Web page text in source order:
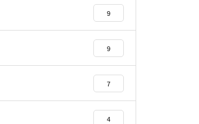
9
9
7
4